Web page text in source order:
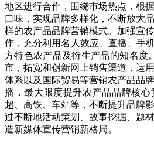
地区进行合作，围绕市场热点，根
口味，实现品牌多样化，不断放大
样的农产品品牌营销模式。加强宣
作，充分利用名人效应、直播、手
方特色农产品及衍生产品的知名度
市，拓宽和创新网上销售渠道，运
体系以及国际贸易等营销农产品品
播，最大限度提升农产品品牌核
超、高铁、车站等，不断提升品牌
过不断地活动策划、故事挖掘、题
造新媒体宣传营销新格局。